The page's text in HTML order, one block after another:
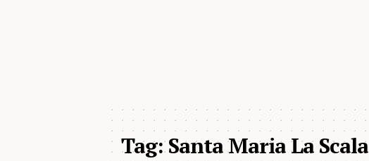
Tag:Santa Maria La Scala